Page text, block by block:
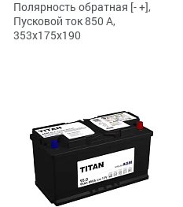
Полярность обратная [- +],
Пусковой ток 850 А,
353x175x190